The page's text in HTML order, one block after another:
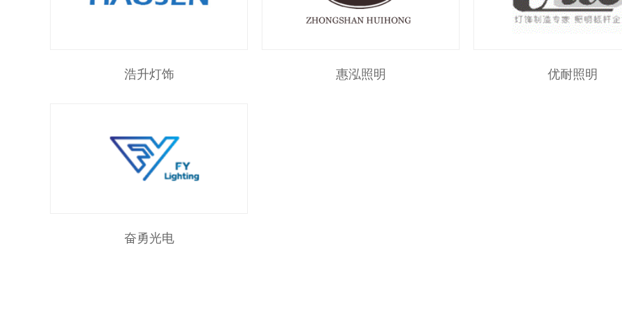
浩升灯饰 惠泓照明 优耐照明
奋勇光电